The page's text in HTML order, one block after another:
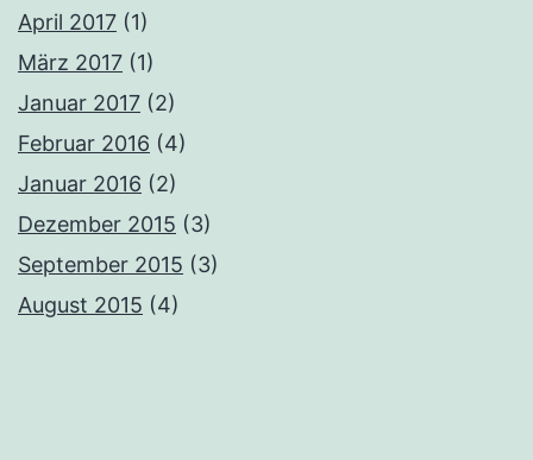
April 2017 (1)
März 2017 (1)
Januar 2017 (2)
Februar 2016 (4)
Januar 2016 (2)
Dezember 2015 (3)
September 2015 (3)
August 2015 (4)